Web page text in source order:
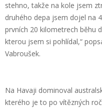
stehno, takže na kole jsem
druhého depa jsem dojel na
prvních 20 kilometrech běhu
kterou jsem si pohlídal,“
Vabroušek.
Na Havaji dominoval
kterého je to po vítězných